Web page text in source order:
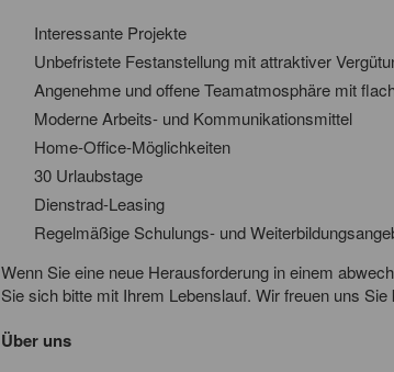
Interessante Projekte
Unbefristete Festanstellung mit attraktiver
Angenehme und offene Teamatmosphäre mit
Moderne Arbeits- und Kommunikationsmittel
Home-Office-Möglichkeiten
30 Urlaubstage
Dienstrad-Leasing
Regelmäßige Schulungs- und
Wenn Sie eine neue Herausforderung in einem
Sie sich bitte mit Ihrem Lebenslauf. Wir freuen uns Sie
Über uns